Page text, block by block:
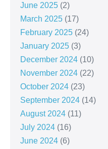
June 2025 (2)
March 2025 (17)
February 2025 (24)
January 2025 (3)
December 2024 (10)
November 2024 (22)
October 2024 (23)
September 2024 (14)
August 2024 (11)
July 2024 (16)
June 2024 (6)